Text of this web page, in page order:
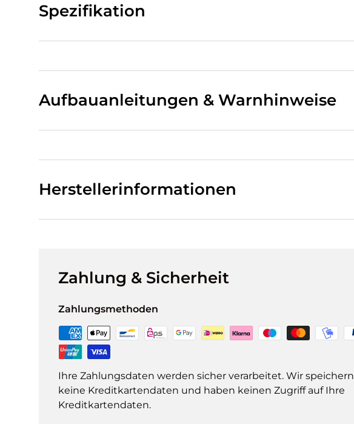
Spezifikation
Aufbauanleitungen & Warnhinweise
Herstellerinformationen
Zahlung & Sicherheit
Zahlungsmethoden
Ihre Zahlungsdaten werden sicher verarbeitet. Wir speichern
keine Kreditkartendaten und haben keinen Zugriff auf Ihre
Kreditkartendaten.